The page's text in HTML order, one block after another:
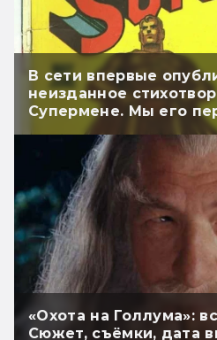
В сети впервые
неизданное
Супермене. Мы его
«Охота на Голлума»:
Сюжет, съёмки, дата